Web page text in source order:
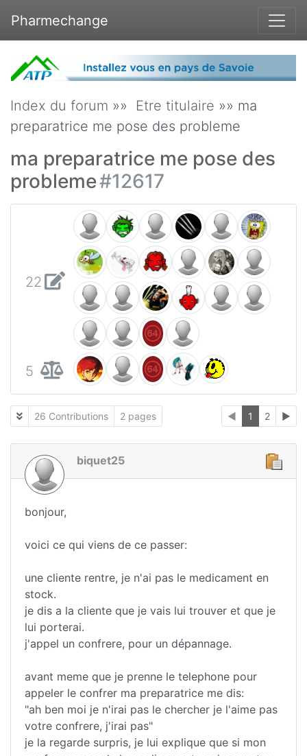
Pharmechange
Index du forum »» Etre titulaire »» ma
preparatrice me pose des probleme
ma preparatrice me pose des
probleme#12617
22
5
26 Contributions 2 pages ◄ 1 2 ►
biquet25
bonjour,
voici ce qui viens de ce passer:
une cliente rentre, je n'ai pas le medicament en
stock.
je dis a la cliente que je vais lui trouver et que je
lui porterai.
j'appel un confrere, pour un dépannage.
avant meme que je prenne le telephone pour
appeler le confrer ma preparatrice me dis:
"ah ben moi je n'irai pas le chercher je l'aime pas
votre confrere, j'irai pas"
je la regarde surpris, je lui explique que si mon